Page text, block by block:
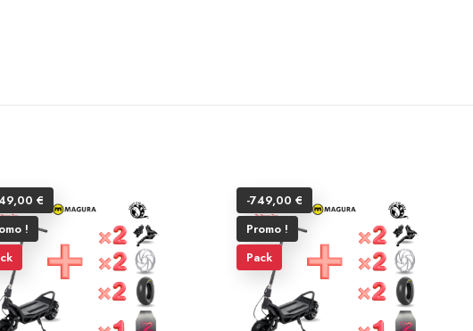
€
!
-749,00 €
Promo !
Pack